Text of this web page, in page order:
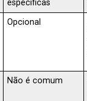
específicas
Opcional
Não é comum